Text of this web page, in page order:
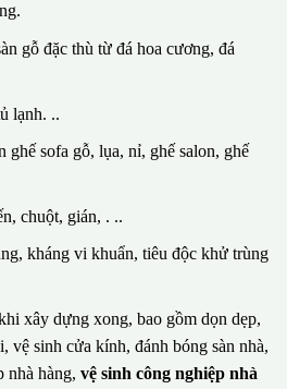
gỗ đặc thù từ đá hoa cương, đá
lạnh. ..
ghế sofa gỗ, lụa, nỉ, ghế salon, ghế
chuột, gián, . ..
kháng vi khuẩn, tiêu độc khử trùng
xây dựng xong, bao gồm dọn dẹp,
vệ sinh cửa kính, đánh bóng sàn nhà,
nhà hàng, vệ sinh công nghiệp nhà